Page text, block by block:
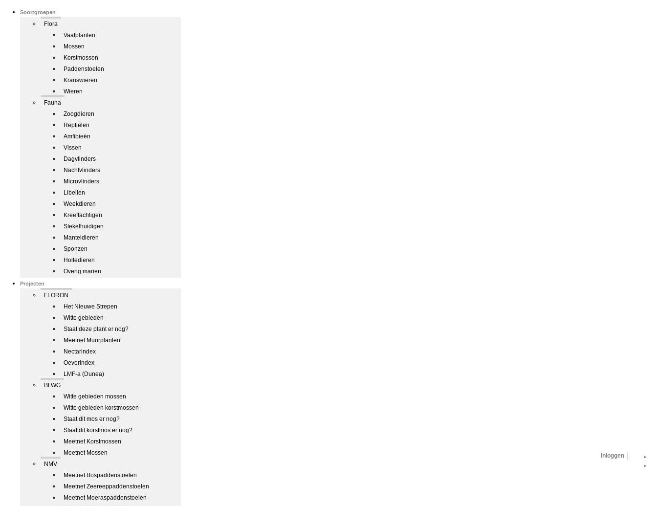
Soortgroepen
Flora
Vaatplanten
Mossen
Korstmossen
Paddenstoelen
Kranswieren
Wieren
Fauna
Zoogdieren
Reptielen
Amfibieën
Vissen
Dagvlinders
Nachtvlinders
Microvlinders
Libellen
Weekdieren
Kreeftachtigen
Stekelhuidigen
Manteldieren
Sponzen
Holtedieren
Overig marien
Projecten
FLORON
Het Nieuwe Strepen
Witte gebieden
Staat deze plant er nog?
Meetnet Muurplanten
Nectarindex
Oeverindex
LMF-a (Dunea)
BLWG
Witte gebieden mossen
Witte gebieden korstmossen
Staat dit mos er nog?
Staat dit korstmos er nog?
Meetnet Korstmossen
Meetnet Mossen
NMV
Meetnet Bospaddenstoelen
Meetnet Zeereeppaddenstoelen
Meetnet Moeraspaddenstoelen
Inloggen